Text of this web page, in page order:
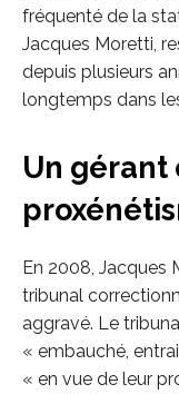
fréquenté de la
Jacques Moretti,
depuis plusieurs
longtemps dans
Un gérant
En 2008, Jacques
tribunal
aggravé. Le
« embauché,
« en vue de leur